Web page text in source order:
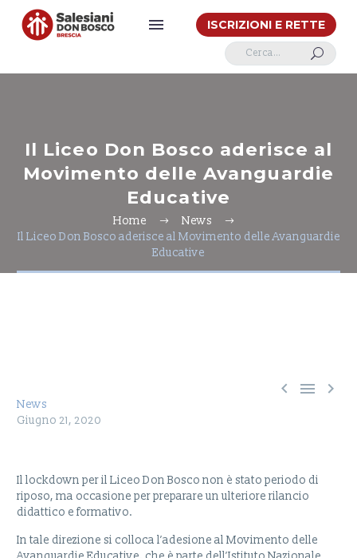
ISCRIZIONI E RETTE
U
Il Liceo Don Bosco aderisce al
Movimento delle Avanguardie
Educative
Home
News
Il Liceo Don Bosco aderisce al Movimento delle Avanguardie
Educative
  
News
Giugno 21, 2020
Il lockdown per il Liceo Don Bosco non è stato periodo di
riposo, ma occasione per preparare un ulteriore rilancio
didattico e formativo.
In tale direzione si colloca l’adesione al Movimento delle